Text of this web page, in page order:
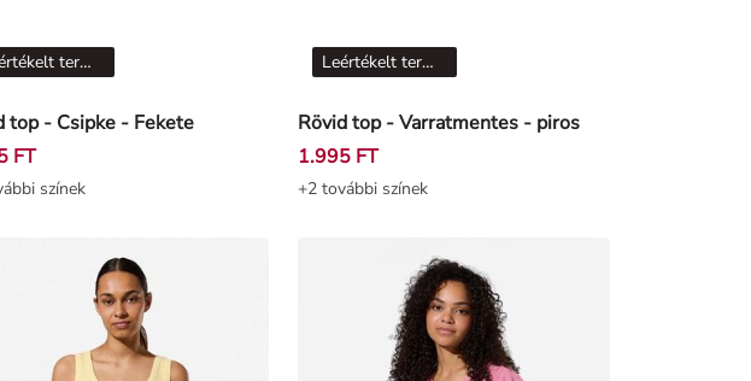
top - Csipke - Fekete
Leértékelt termékek
FT
színek
Rövid top - Varratmentes - piros
Leértékelt termékek
1.995 FT
+2 további színek